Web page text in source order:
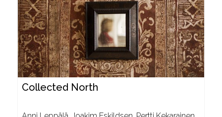
Collected North